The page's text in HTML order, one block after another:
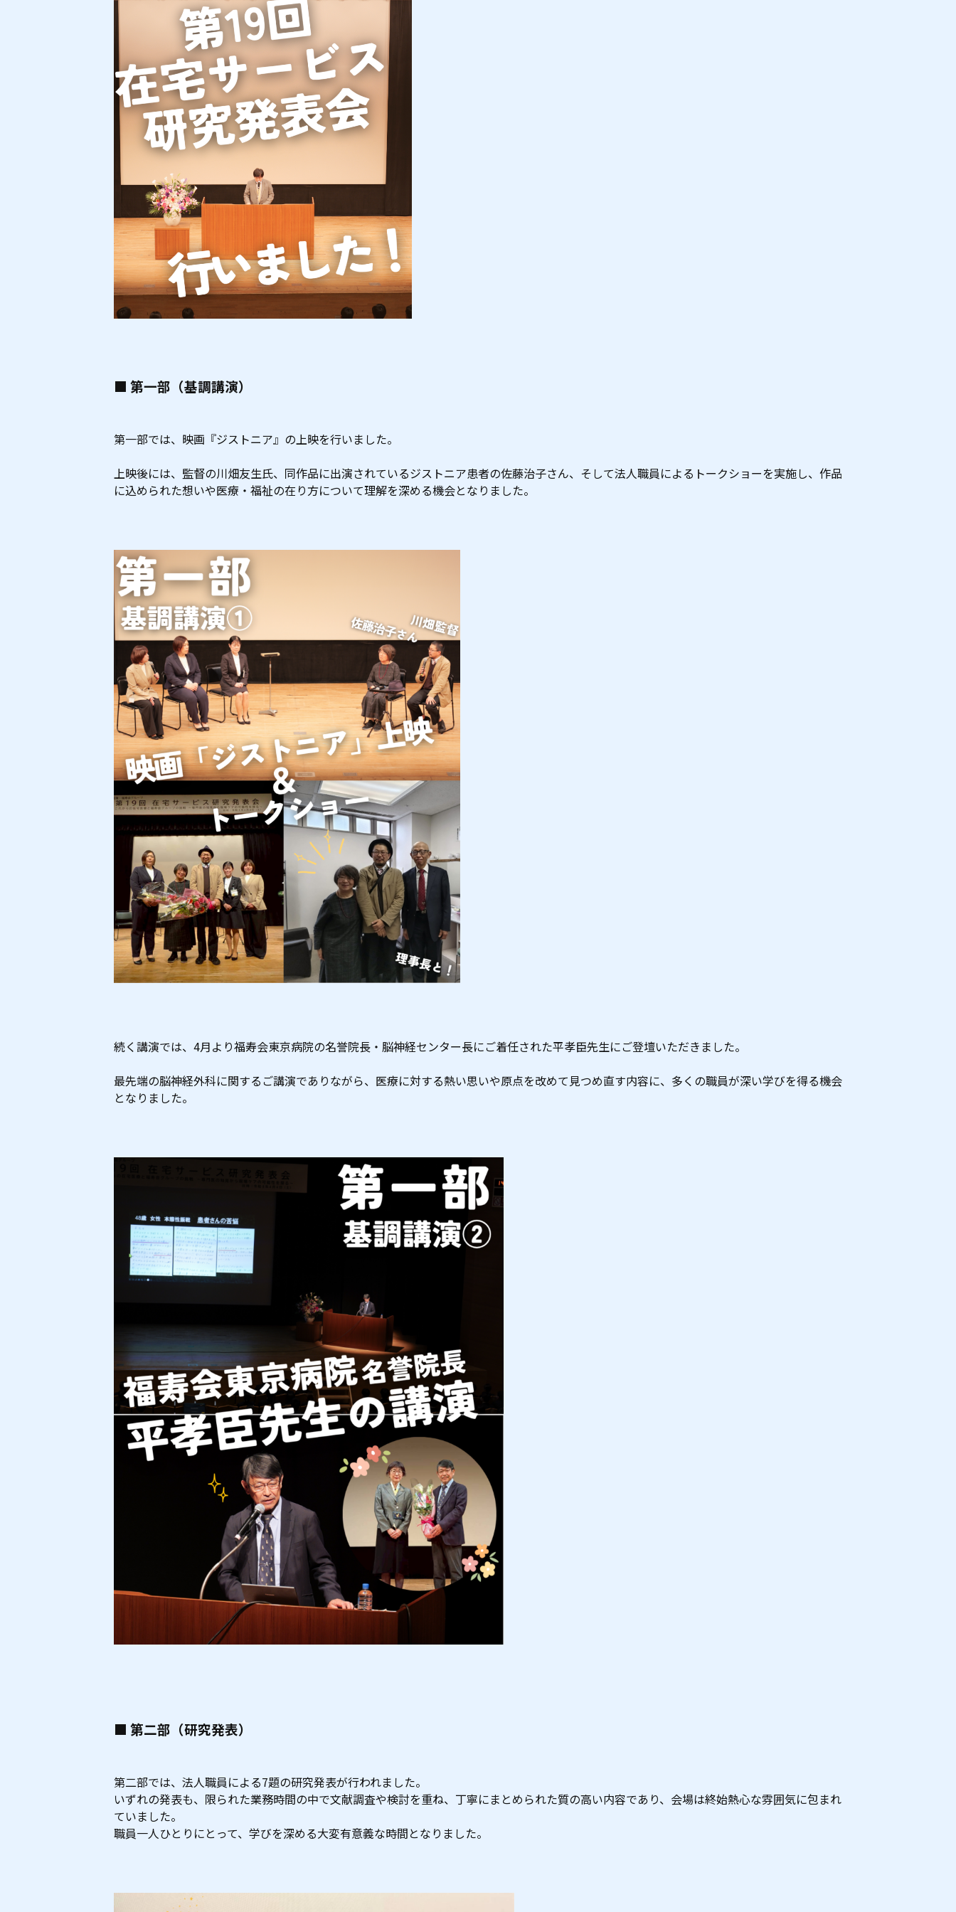
■ 第一部（基調講演）
第一部では、映画『ジストニア』の上映を行いました。
上映後には、監督の川畑友生氏、同作品に出演されているジストニア患者の佐藤治子さん、そして法人職員によるトークショーを実施し、作品
に込められた想いや医療・福祉の在り方について理解を深める機会となりました。
続く講演では、4月より福寿会東京病院の名誉院長・脳神経センター長にご着任された平孝臣先生にご登壇いただきました。
最先端の脳神経外科に関するご講演でありながら、医療に対する熱い思いや原点を改めて見つめ直す内容に、多くの職員が深い学びを得る機会
となりました。
■ 第二部（研究発表）
第二部では、法人職員による7題の研究発表が行われました。
いずれの発表も、限られた業務時間の中で文献調査や検討を重ね、丁寧にまとめられた質の高い内容であり、会場は終始熱心な雰囲気に包まれ
ていました。
職員一人ひとりにとって、学びを深める大変有意義な時間となりました。